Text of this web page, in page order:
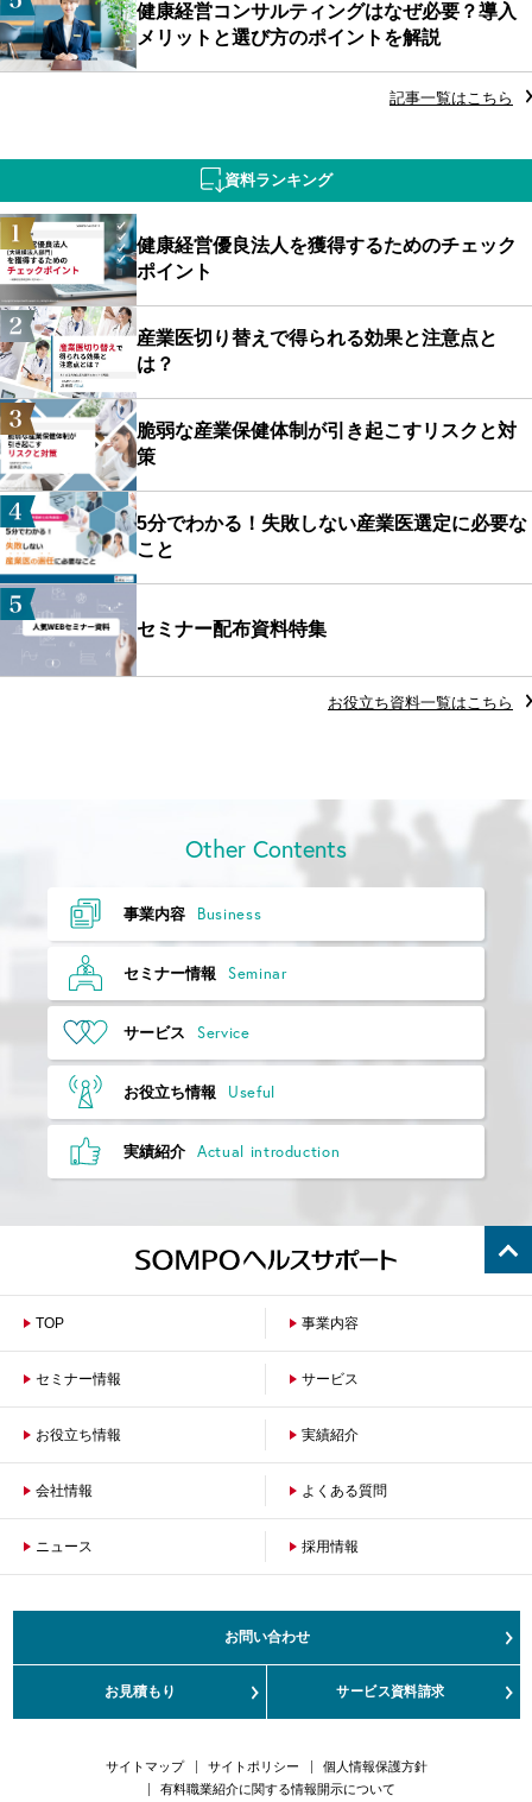
健康経営コンサルティングはなぜ必要？導入
メリットと選び方のポイントを解説
記事一覧はこちら
資料ランキング
健康経営優良法人を獲得するためのチェック
ポイント
産業医切り替えで得られる効果と注意点と
は？
脆弱な産業保健体制が引き起こすリスクと対
策
5分でわかる！失敗しない産業医選定に必要な
こと
セミナー配布資料特集
お役立ち資料一覧はこちら
Other Contents
事業内容 Business
セミナー情報 Seminar
サービス Service
お役立ち情報 Useful
実績紹介 Actual introduction
TOP 事業内容
セミナー情報 サービス
保険者のお客さまへ 企業のお客さまへ
お役立ち情報 実績紹介
会社情報
会社概要 沿革
よくある質問
ニュース 採用情報
お問い合わせ
お見積もり サービス資料請求
サイトマップ サイトポリシー
個人情報保護方針
有料職業紹介に関する情報開示について